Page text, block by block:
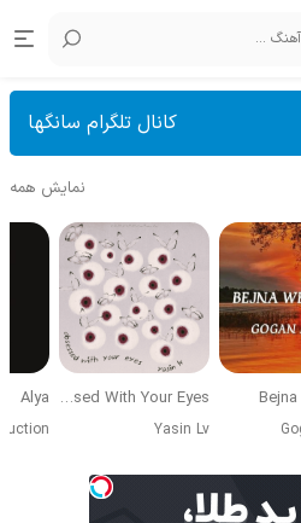
کانال تلگرام سانگها
نمایش همه
Obsessed With Your Eyes
Yasin Lv
Alya